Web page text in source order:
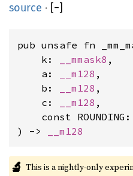
source · [−]
pub unsafe fn
    k:
__mmask8 ,
    a:
__m128 ,
    b:
__m128 ,
    c:
__m128 ,
    const ROUNDING:
) ->
__m128
🔬 This is a nightly-only